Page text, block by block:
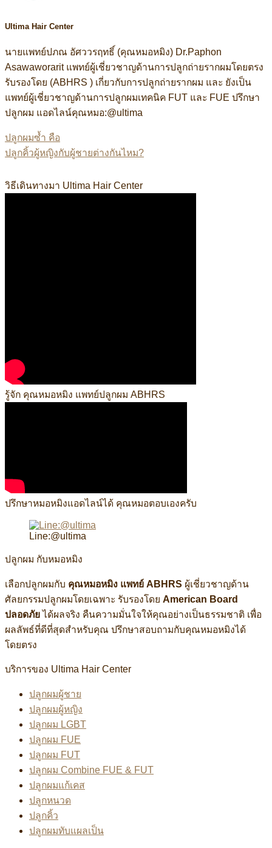
Ultima Hair Center
นายแพทย์ปภณ อัศววรฤทธิ์ (คุณหมอหมิง) Dr.Paphon
Asawaworarit แพทย์ผู้เชี่ยวชาญด้านการปลูกถ่ายรากผมโดยตรง
รับรองโดย (ABHRS ) เกี่ยวกับการปลูกถ่ายรากผม และ ยังเป็น
แพทย์ผู้เชี่ยวชาญด้านการปลูกผมเทคนิค FUT และ FUE ปรึกษา
ปลูกผม แอดไลน์คุณหมอ:@ultima
ปลูกผมซ้ำ คือ
ปลูกคิ้วผู้หญิงกับผู้ชายต่างกันไหม?
วิธีเดินทางมา Ultima Hair Center
รู้จัก คุณหมอหมิง แพทย์ปลูกผม ABHRS
ปรึกษาหมอหมิงแอดไลน์ได้ คุณหมอตอบเองครับ
Line:@ultima
ปลูกผม กับหมอหมิง
เลือกปลูกผมกับ คุณหมอหมิง แพทย์ ABHRS ผู้เชี่ยวชาญด้าน
ศัลยกรรมปลูกผมโดยเฉพาะ รับรองโดย American Board
ปลอดภัยได้ผลจริง คืนความมั่นใจให้คุณอย่างเป็นธรรมชาติ เพื่อ
ผลลัพธ์ที่ดีที่สุดสำหรับคุณ ปรึกษาสอบถามกับคุณหมอหมิงได้
โดยตรง
บริการของ Ultima Hair Center
ปลูกผมผู้ชาย
ปลูกผมผู้หญิง
ปลูกผม LGBT
ปลูกผม FUE
ปลูกผม FUT
ปลูกผม Combine FUE & FUT
ปลูกผมแก้เคส
ปลูกหนวด
ปลูกคิ้ว
ปลูกผมทับแผลเป็น